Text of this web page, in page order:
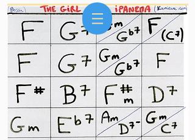
Kami&Ludo
duo groupe Jazz manouche & Rock 50s
Animation de mariage, anniversaire, soirée,
cocktail, entreprise, réception